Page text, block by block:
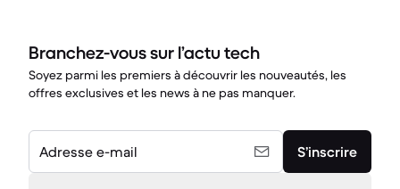
Branchez-vous sur l’actu tech
Soyez parmi les premiers à découvrir les nouveautés, les
offres exclusives et les news à ne pas manquer.
Adresse e-mail S’inscrire